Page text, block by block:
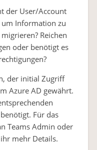
der User/Account
Information zu
Reichen
oder benötigt es
der initial Zugriff
Azure AD gewährt.
Für das
Teams Admin oder
mehr Details.